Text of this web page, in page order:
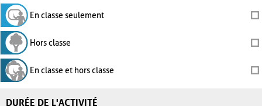
En classe seulement
Hors classe
En classe et hors classe
DURÉE DE L'ACTIVITÉ